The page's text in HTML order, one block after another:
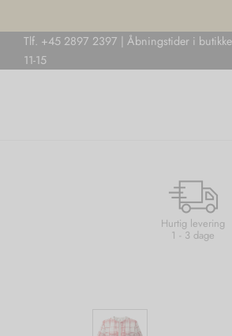
Tlf. +45 2897 2397 | Åbningstider i
11-15
Hurtig levering
1 - 3 dage